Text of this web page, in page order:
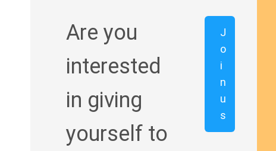
Are you
interested
in giving
yourself to
J
o
i
n
u
s